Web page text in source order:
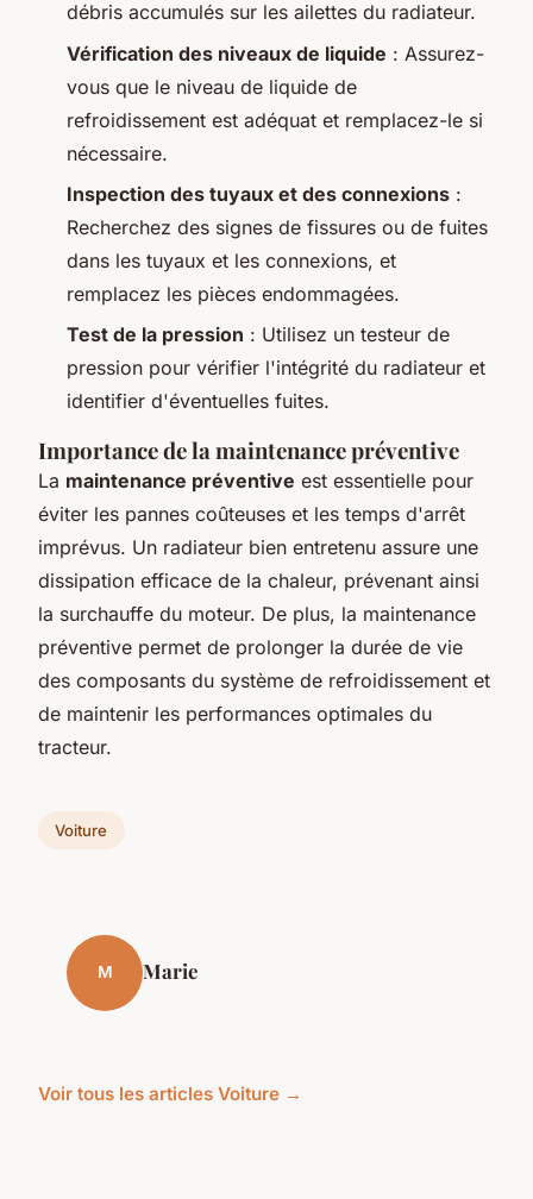
débris accumulés sur les ailettes du radiateur.
Vérification des niveaux de liquide : Assurez-
vous que le niveau de liquide de
refroidissement est adéquat et remplacez-le si
nécessaire.
Inspection des tuyaux et des connexions :
Recherchez des signes de fissures ou de fuites
dans les tuyaux et les connexions, et
remplacez les pièces endommagées.
Test de la pression : Utilisez un testeur de
pression pour vérifier l'intégrité du radiateur et
identifier d'éventuelles fuites.
Importance de la maintenance préventive
La maintenance préventive est essentielle pour
éviter les pannes coûteuses et les temps d'arrêt
imprévus. Un radiateur bien entretenu assure une
dissipation efficace de la chaleur, prévenant ainsi
la surchauffe du moteur. De plus, la maintenance
préventive permet de prolonger la durée de vie
des composants du système de refroidissement et
de maintenir les performances optimales du
tracteur.
Voiture
M Marie
Voir tous les articles Voiture →